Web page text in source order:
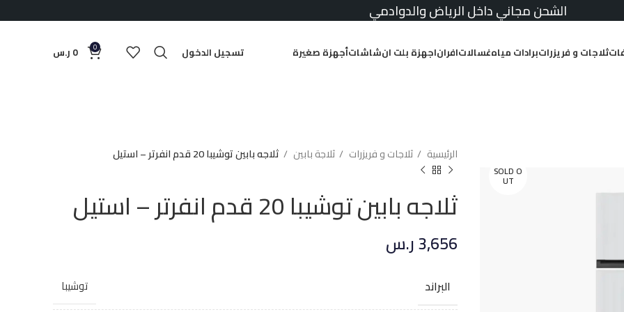
الشحن مجاني داخل الرياض والدوادمي
ثلاجات و فريزراتبرادات مياهغسالاتافراناجهزة بلت انشاشاتأجهزة صغيرة تسجيل الدخول 0
0 ر.س
SOLD O
UT
الرئيسية ثلاجات و فريزرات ثلاجة بابين ثلاجه بابين توشيبا 20 قدم انفرتر – استيل
ثلاجه بابين توشيبا 20 قدم انفرتر – استيل
3,656ر.س
البراند توشيبا